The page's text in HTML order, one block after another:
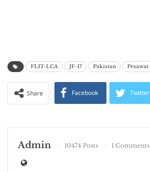
FLIT-LCA JF-17 Pakistan Pesawat
Share Facebook Twitter
Admin 10474 Posts 1 Comments